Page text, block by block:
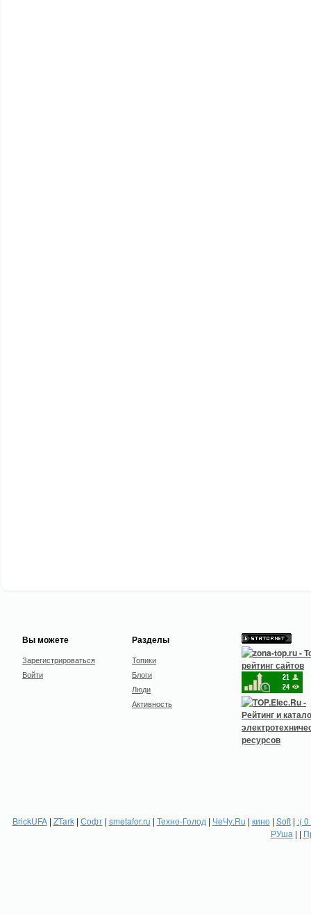
Вы можете
Зарегистрироваться
Войти
Разделы
Топики
Блоги
Люди
Активность
BrickUFA| ZTark| Софт| smetafor.ru | Техно-Голод | ЧеЧу.Ru | кино| Soft| :(
РУша | |